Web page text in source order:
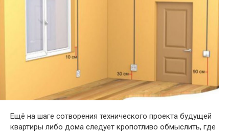
Ещё на шаге сотворения технического проекта будущей
квартиры либо дома следует кропотливо обмыслить, где